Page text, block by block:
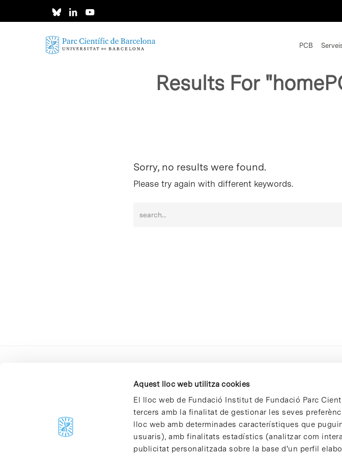
Aquest lloc web utilitza cookies
El lloc web de Fundació Institut de Fundació Parc
tercers amb la finalitat de gestionar les seves
lloc web amb determinades característiques que
usuaris), amb finalitats estadístics (analitzar com
publicitat personalitzada sobre la base d'un perfil
PCB
Results For
Sorry, no results were found.
Please try again with different keywords.
C/Baldiri Reixac, 4-12 i 15